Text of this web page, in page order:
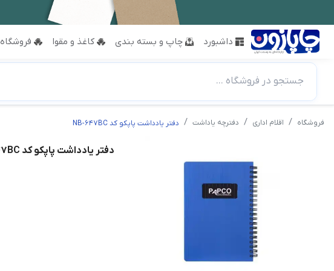
داشبورد چاپ و بسته بندی کاغذ و مقوا فروشگاه
جستجو در فروشگاه ...
فروشگاه اقلام اداری دفترچه یاداشت دفتر یادداشت پاپکو کد NB-647BC
دفتر یادداشت پاپکو کد NB-647BC